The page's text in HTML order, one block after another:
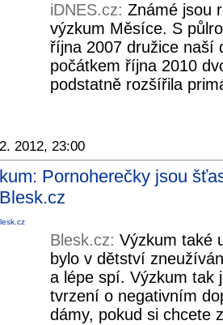
iDNES.cz: Známé jsou
výzkum Měsíce. S
října 2007 družice naší
počátkem října 2010
podstatně rozšířila
2012, 23:00
Pornoherečky jsou
Blesk.cz: Výzkum také
bylo v dětství
a lépe spí. Výzkum tak
tvrzení o negativním
dámy, pokud si chcete